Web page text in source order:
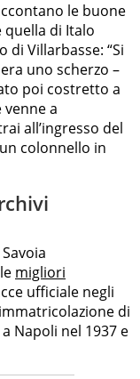
le buone
di Italo
Villarbasse: “Si
uno scherzo –
poi costretto a
a
all’ingresso del
colonnello in
migliori
ufficiale negli
di
Napoli nel 1937 e